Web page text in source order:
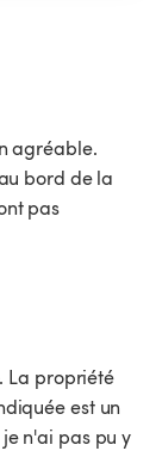
agréable.
bord de la
pas
La propriété
est un
n'ai pas pu y